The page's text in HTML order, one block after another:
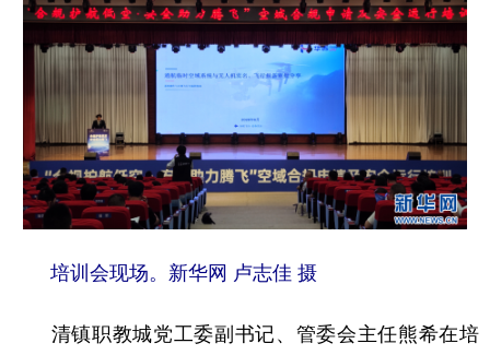
培训会现场。新华网 卢志佳 摄
清镇职教城党工委副书记、管委会主任熊希在培